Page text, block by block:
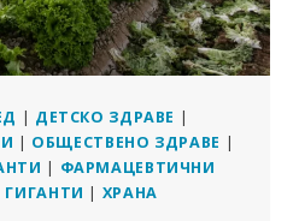
| ДЕТСКО ЗДРАВЕ |
| ОБЩЕСТВЕНО ЗДРАВЕ |
| ФАРМАЦЕВТИЧНИ
| ХРАНА